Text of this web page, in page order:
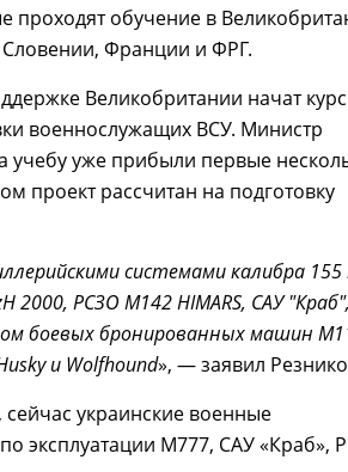
проходят обучение в
Франции и ФРГ.
Великобритании начат курс
военнослужащих ВСУ. Министр
уже прибыли первые
проект рассчитан на подготовку
системами калибра
2000, РСЗО M142 HIMARS, САУ
боевых бронированных машин
и Wolfhound», — заявил
украинские военные
эксплуатации М777, САУ «Краб»,